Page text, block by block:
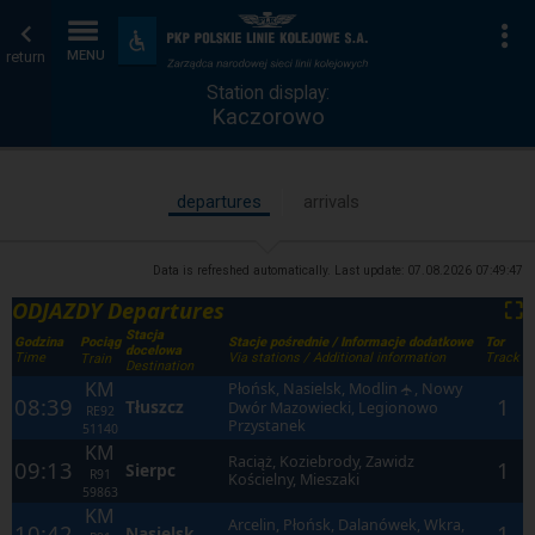
return MENU
Accessibility
and
amenities
Station
display
Home
page
Station display:
Kaczorowo
departures arrivals
Data is refreshed automatically. Last update: 07.08.2026 07:49:47
ODJAZDY Departures ⛶
Godzina
Time
Pociąg
Train
Stacja
docelowa
Destination
Stacje pośrednie / Informacje dodatkowe
Via stations / Additional information
Tor
Track
08:39
KM
RE92
51140
Tłuszcz
Płońsk, Nasielsk, Modlin✈ , Nowy
Dwór Mazowiecki, Legionowo
Przystanek
1
09:13
KM
R91
59863
Sierpc
Raciąż, Koziebrody, Zawidz
Kościelny, Mieszaki
1
KM
Arcelin, Płońsk, Dalanówek, Wkra,